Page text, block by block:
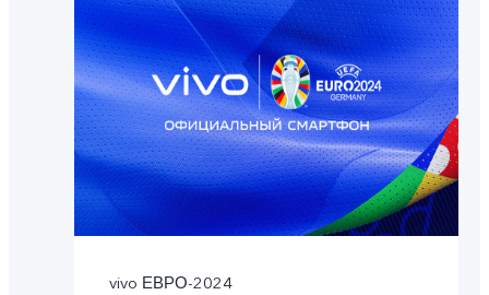
vivo ЕВРО-2024